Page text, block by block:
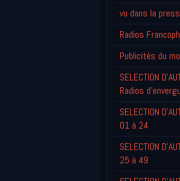
vu dans la
Radios
Publicités du
SELECTION
Radios
SELECTION
01 à 24
SELECTION
25 à 49